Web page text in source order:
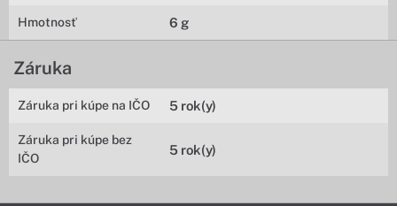
Hmotnosť 6 g
Záruka
Záruka pri kúpe na IČO 5 rok(y)
Záruka pri kúpe bez
IČO
5 rok(y)